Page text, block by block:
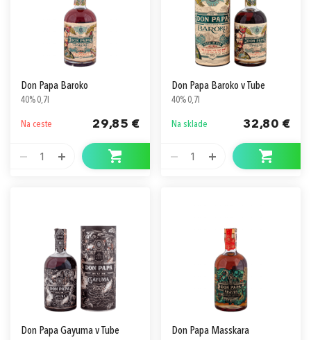
Don Papa Baroko
40% 0,7l
Na ceste 29,85 €
1
Don Papa Baroko v Tube
40% 0,7l
Na sklade 32,80 €
1
Don Papa Gayuma v Tube Don Papa Masskara